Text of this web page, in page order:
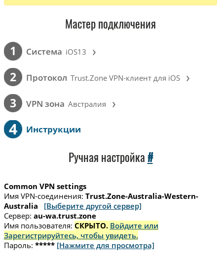
Мастер подключения
1 Cистема iOS13 ›
2 Протокол Trust.Zone VPN-клиент для iOS ›
3 VPN зона Австралия ›
4 Инструкции
Ручная настройка #
Common VPN settings
Имя VPN-соединения: Trust.Zone-Australia-Western-
Australia
[Выберите другой сервер]
Сервер: au-wa.trust.zone
Имя пользователя: СКРЫТО. Войдите или
Зарегистрируйтесь, чтобы увидеть.
Пароль: ***** [Нажмите для просмотра]